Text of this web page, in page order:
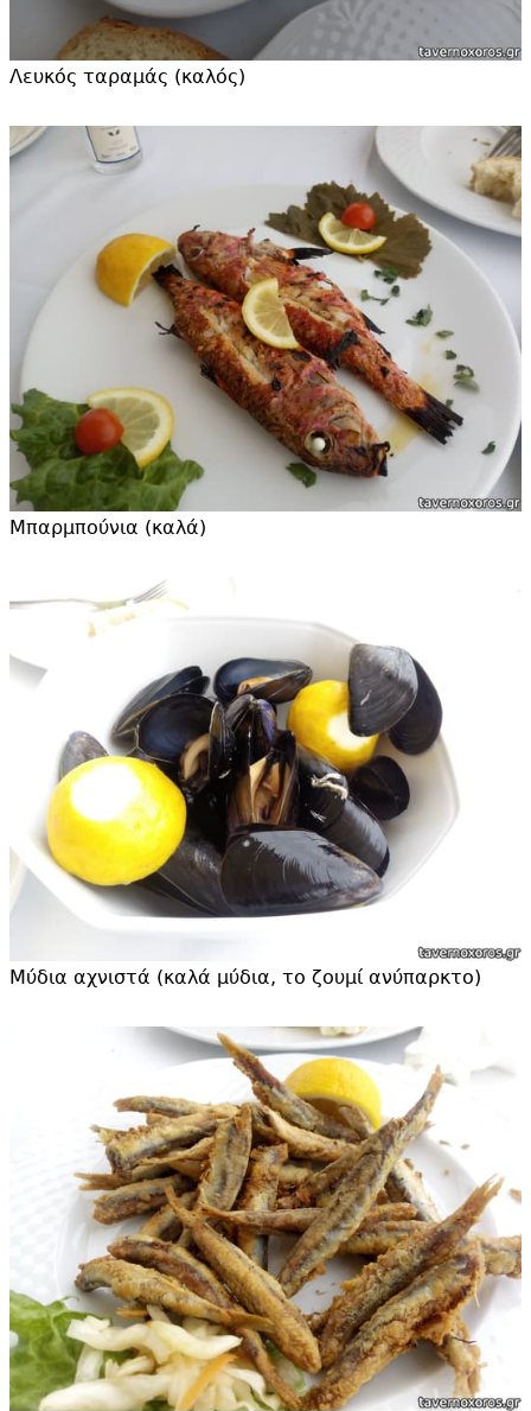
Λευκός ταραμάς (καλός)
Μπαρμπούνια (καλά)
Μύδια αχνιστά (καλά μύδια, το ζουμί ανύπαρκτο)